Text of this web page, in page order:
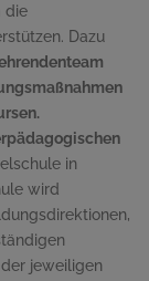
die
Dazu
team
in
wird
der jeweiligen